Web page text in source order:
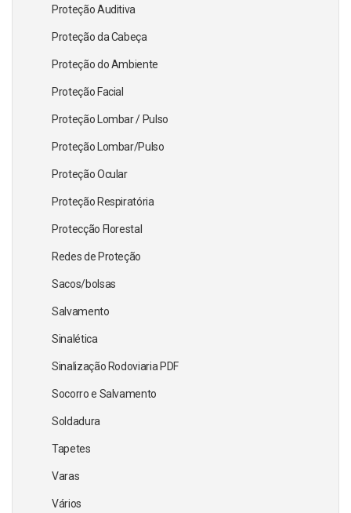
Proteção Auditiva
Proteção da Cabeça
Proteção do Ambiente
Proteção Facial
Proteção Lombar / Pulso
Proteção Lombar/Pulso
Proteção Ocular
Proteção Respiratória
Protecção Florestal
Redes de Proteção
Sacos/bolsas
Salvamento
Sinalética
Sinalização Rodoviaria PDF
Socorro e Salvamento
Soldadura
Tapetes
Varas
Vários